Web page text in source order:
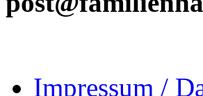
Impressum /